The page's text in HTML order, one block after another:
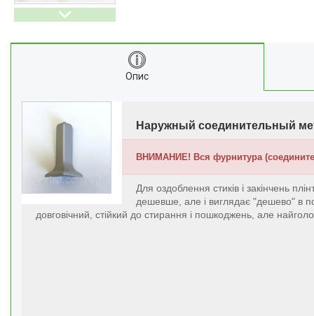
Профіль для LVT панелей (для
кварцвінілу)
Алюмінієві пороги для підлоги
плитку
Алюмінієвий плінтус для
Алюмінієві стінові панелі-рейки
Система укладки плитки без
клею
Кабель канал підлоговий
алюмінієвий
Опис
Наружный соединительный
ВНИМАНИЕ! Вся фурнитура
Для оздоблення стиків і закінчень
дешевше, але і виглядає "дешево" в
довговічний, стійкий до стирання і пошкоджень, але